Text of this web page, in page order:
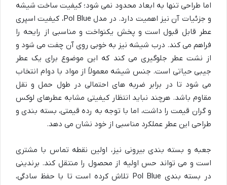
اما طراحی تنها به ابعاد محدود نمی شود؛ کیفیت ساخت شیشه
و جزئیات آن نیز اهمیت دارد. در مدل Pol Blue، کیفیت اسپری
عطر قابل قبول است و پخش یکنواخت و مناسبی از رایحه را
فراهم می کند. درب شیشه نیز به خوبی روی آن چفت می شود و
از نشت عطر جلوگیری می کند که این موضوع برای یک عطر
جیبی حیاتی است. جنس شیشه معمولاً از مواد با دوام انتخاب
می شود تا در برابر ضربه های احتمالی در طول حمل و نقل
مقاوم باشد. هرچند نباید انتظار کیفیتی مشابه عطرهای لوکس
و گران قیمت را داشت، اما با توجه به رده قیمتی، بسته بندی و
طراحی این عطر عملکرد مناسبی از خود نشان می دهد.
جعبه و بسته بندی بیرونی نیز، اولین نقطه تماس با مشتری
است و می تواند حس اولیه از محصول را منتقل کند. برندینی
در بسته بندی Pol Blue تلاش کرده است تا با حفظ سادگی،